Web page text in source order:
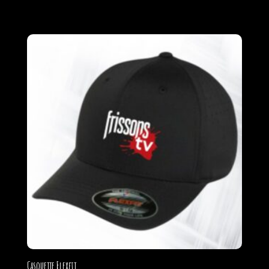
Casquette Flexfit